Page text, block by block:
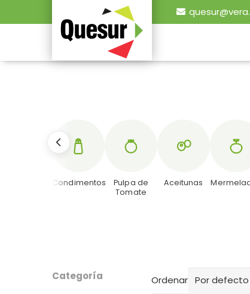
Condimentos
Pulpa de
Tomate
Aceitunas
Categoría Ordenar